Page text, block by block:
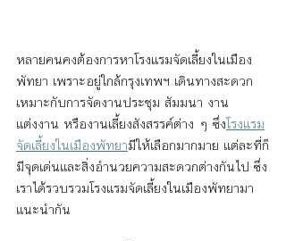
หลายคนคงต้องการหาโรงแรมจัดเลี้ยงในเมือง
พัทยา เพราะอยู่ใกล้กรุงเทพฯ เดินทางสะดวก
เหมาะกับการจัดงานประชุม สัมมนา งาน
แต่งงาน หรืองานเลี้ยงสังสรรค์ต่าง ๆ ซึ่งโรงแรม
จัดเลี้ยงในเมืองพัทยามีให้เลือกมากมาย แต่ละที่ก็
มีจุดเด่นและสิ่งอำนวยความสะดวกต่างกันไป ซึ่ง
เราได้รวบรวมโรงแรมจัดเลี้ยงในเมืองพัทยามา
แนะนำกัน